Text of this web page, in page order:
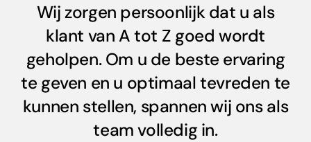
Wij zorgen persoonlijk dat u als
klant van A tot Z goed wordt
geholpen. Om u de beste ervaring
te geven en u optimaal tevreden te
kunnen stellen, spannen wij ons als
team volledig in.